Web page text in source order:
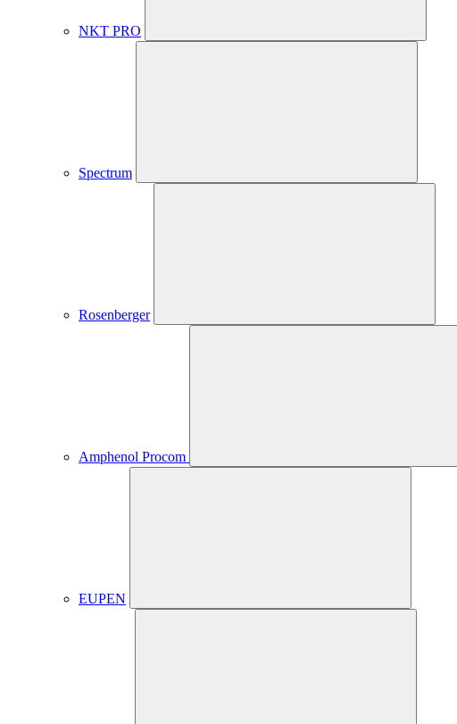
NKT PRO
Spectrum
Rosenberger
Amphenol Procom
EUPEN